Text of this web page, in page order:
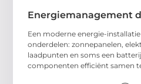
Energiemanagement
Een moderne energie-
onderdelen: zonnepanelen,
laadpunten en soms een
componenten efficiënt samen